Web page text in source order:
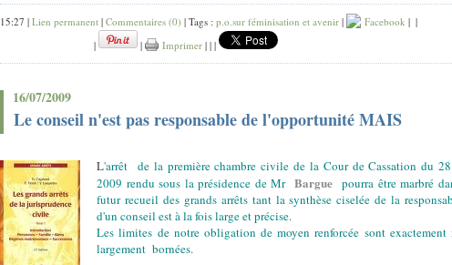
15:27 | Lien permanent | Commentaires (0) | Tags : p.o.sur féminisation et avenir | Facebook | |
|
| Imprimer | | |
16/07/2009
Le conseil n'est pas responsable de l'opportunité MAIS
L'arrêt de la première chambre civile de la Cour de Cassation du
2009 rendu sous la présidence de MrBargue pourra être marbré
futur recueil des grands arrêts tant la synthèse ciselée de la
d'un conseil est à la fois large et précise.
Les limites de notre obligation de moyen renforcée sont exactement
largement bornées.